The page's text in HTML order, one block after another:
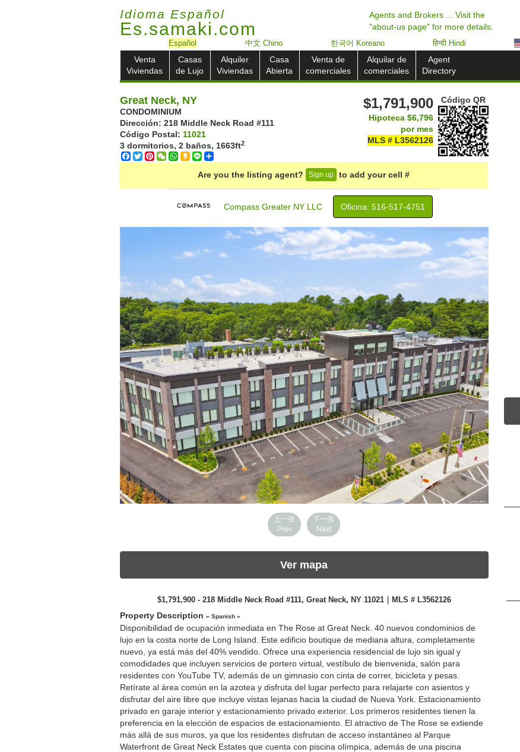
Idioma Español
Es.samaki.com
Agents and Brokers ... Visit the
"about-us page" for more details.
Español 中文 Chino 한국어 Koreano हिन्दी Hindi
Venta
Viviendas
Casas
de Lujo
Alquiler
Viviendas
Casa
Abierta
Venta de
comerciales
Alquilar de
comerciales
Agent
Directory
Great Neck, NY
CONDOMINIUM
Dirección: ‎218 Middle Neck Road #111
Código Postal: 11021
3 dormitorios, 2 baños, 1663ft2
Facebook
TwitterPinterest
WeChat
WhatsApp
Kakao
Line
Código QR
$1,791,900
Hipoteca $6,796
por mes
MLS # L3562126
Are you the listing agent? Sign up to add your cell #
Compass Greater NY LLC Oficina: ‍516-517-4751
上一张
Prev
下一张
Next
Ver mapa
$1,791,900 - 218 Middle Neck Road #111, Great Neck, NY 11021｜MLS # L3562126
Property Description « Spanish »
Disponibilidad de ocupación inmediata en The Rose at Great Neck. 40 nuevos condominios de
lujo en la costa norte de Long Island. Este edificio boutique de mediana altura, completamente
nuevo, ya está más del 40% vendido. Ofrece una experiencia residencial de lujo sin igual y
comodidades que incluyen servicios de portero virtual, vestíbulo de bienvenida, salón para
residentes con YouTube TV, además de un gimnasio con cinta de correr, bicicleta y pesas.
Retírate al área común en la azotea y disfruta del lugar perfecto para relajarte con asientos y
disfrutar del aire libre que incluye vistas lejanas hacia la ciudad de Nueva York. Estacionamiento
privado en garaje interior y estacionamiento privado exterior. Los primeros residentes tienen la
preferencia en la elección de espacios de estacionamiento. El atractivo de The Rose se extiende
más allá de sus muros, ya que los residentes disfrutan de acceso instantáneo al Parque
Waterfront de Great Neck Estates que cuenta con piscina olímpica, además de una piscina